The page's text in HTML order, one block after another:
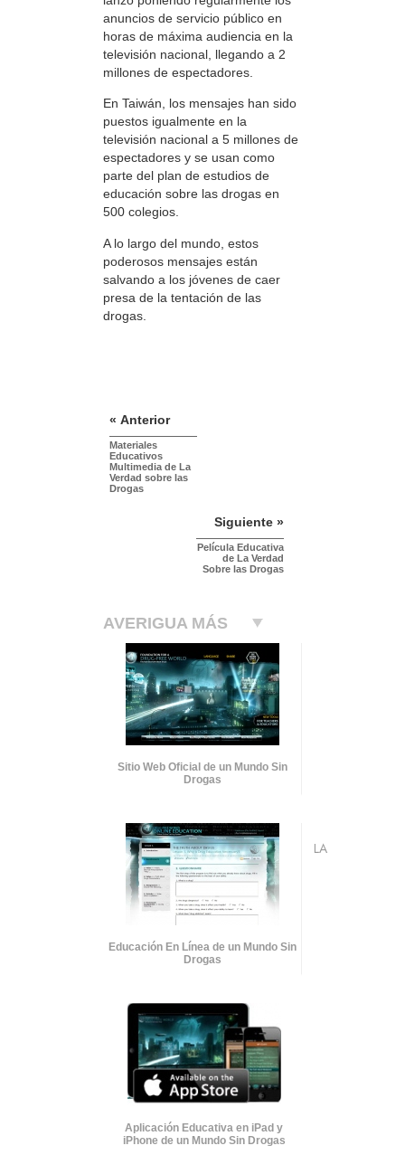
anuncios de servicio público en
horas de máxima audiencia en la
televisión nacional, llegando a 2
millones de espectadores.
En Taiwán, los mensajes han sido
puestos igualmente en la
televisión nacional a 5 millones de
espectadores y se usan como
parte del plan de estudios de
educación sobre las drogas en
500 colegios.
A lo largo del mundo, estos
poderosos mensajes están
salvando a los jóvenes de caer
presa de la tentación de las
drogas.
« Anterior
Materiales
Educativos
Multimedia de La
Verdad sobre las
Drogas
Siguiente »
Película Educativa
de La Verdad
Sobre las Drogas
AVERIGUA MÁS
Sitio Web Oficial de un Mundo Sin
Drogas
Educación En Línea de un Mundo Sin
Drogas
Aplicación Educativa en iPad y
iPhone de un Mundo Sin Drogas
LA